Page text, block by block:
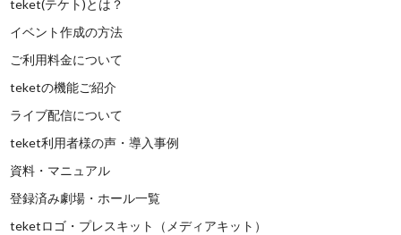
teket(テケト)とは？
イベント作成の方法
ご利用料金について
teketの機能ご紹介
ライブ配信について
teket利用者様の声・導入事例
資料・マニュアル
登録済み劇場・ホール一覧
teketロゴ・プレスキット（メディアキット）